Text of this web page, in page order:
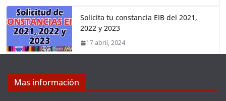
Solicita tu constancia EIB del 2021,
2022 y 2023
17 abril, 2024
Mas información